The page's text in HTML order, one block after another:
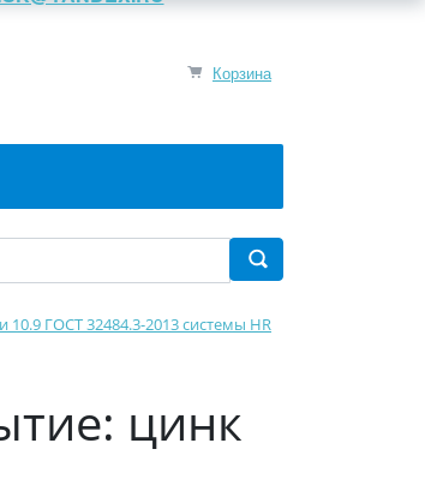
Корзина
10.9 ГОСТ 32484.3-2013 системы HR
цинк